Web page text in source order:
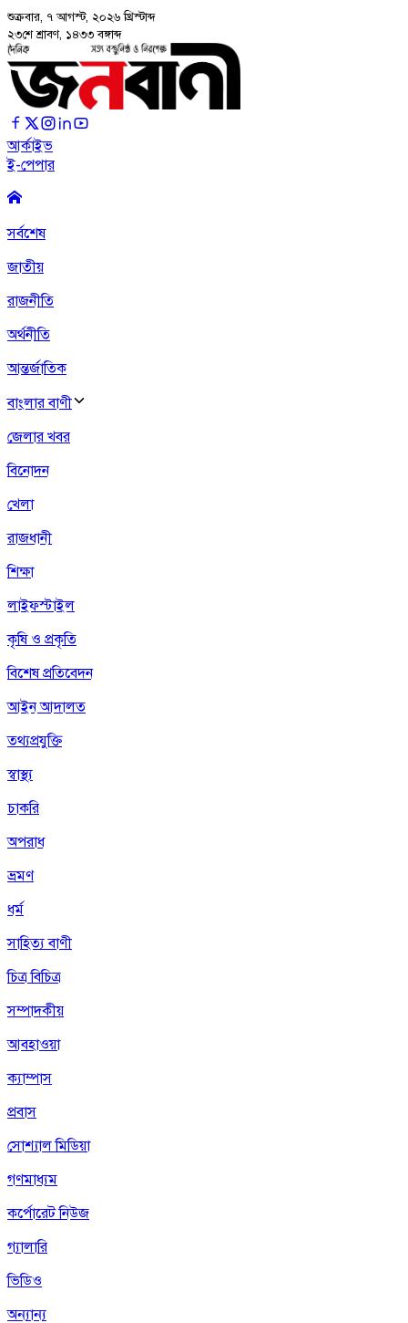
শুক্রবার, ৭ আগস্ট, ২০২৬ খ্রিস্টাব্দ
২৩শে শ্রাবণ, ১৪৩৩ বঙ্গাব্দ
আর্কাইভ
ই-পেপার
সর্বশেষ
জাতীয়
রাজনীতি
অর্থনীতি
আন্তর্জাতিক
বাংলার বাণী
জেলার খবর
বিনোদন
খেলা
রাজধানী
শিক্ষা
লাইফস্টাইল
কৃষি ও প্রকৃতি
বিশেষ প্রতিবেদন
আইন আদালত
তথ্যপ্রযুক্তি
স্বাস্থ্য
চাকরি
অপরাধ
ভ্রমণ
ধর্ম
সাহিত্য বাণী
চিত্র বিচিত্র
সম্পাদকীয়
আবহাওয়া
ক্যাম্পাস
প্রবাস
সোশ্যাল মিডিয়া
গণমাধ্যম
কর্পোরেট নিউজ
গ্যালারি
ভিডিও
অন্যান্য